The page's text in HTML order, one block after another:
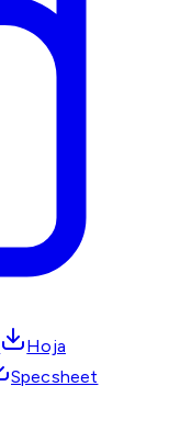
Hoja
Specsheet